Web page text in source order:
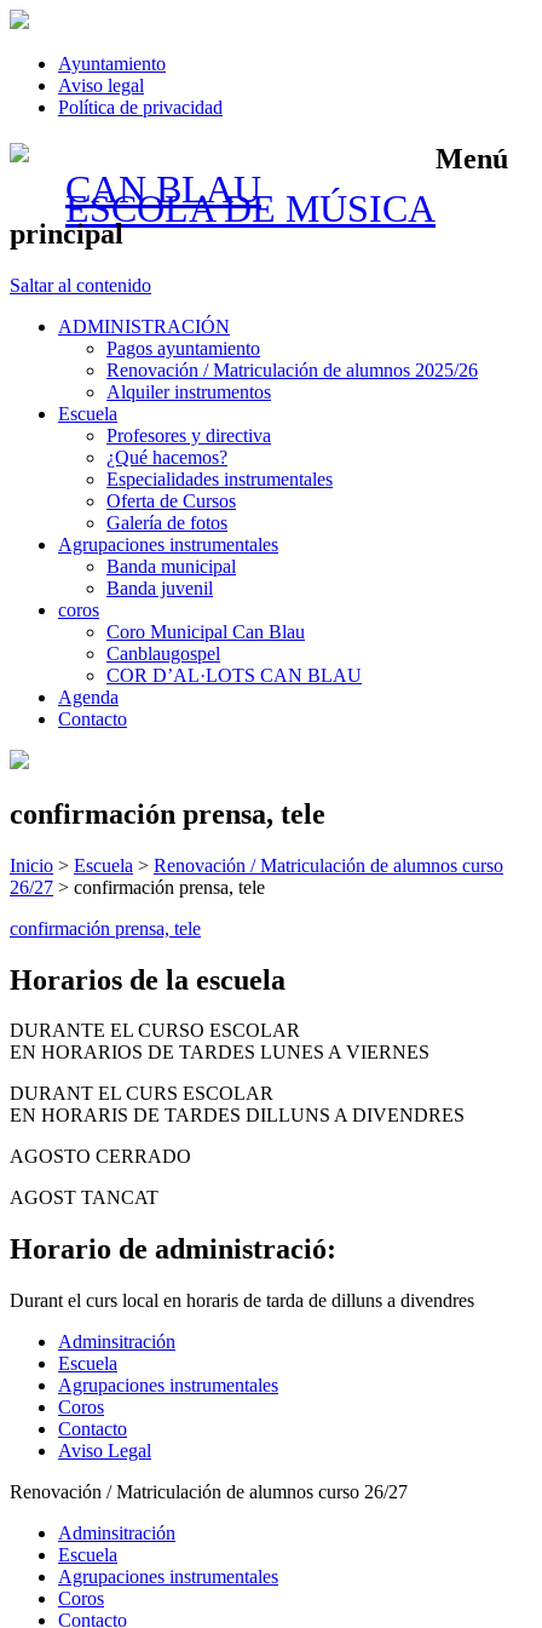
Ayuntamiento
Aviso legal
Política de privacidad
CAN BLAU
ESCOLA DE MÚSICA
Menú
principal
Saltar al contenido
ADMINISTRACIÓN
Pagos ayuntamiento
Renovación / Matriculación de alumnos 2025/26
Alquiler instrumentos
Escuela
Profesores y directiva
¿Qué hacemos?
Especialidades instrumentales
Oferta de Cursos
Galería de fotos
Agrupaciones instrumentales
Banda municipal
Banda juvenil
coros
Coro Municipal Can Blau
Canblaugospel
COR D’AL·LOTS CAN BLAU
Agenda
Contacto
confirmación prensa, tele
Inicio > Escuela > Renovación / Matriculación de alumnos curso
26/27 > confirmación prensa, tele
confirmación prensa, tele
Horarios de la escuela
DURANTE EL CURSO ESCOLAR
EN HORARIOS DE TARDES LUNES A VIERNES
DURANT EL CURS ESCOLAR
EN HORARIS DE TARDES DILLUNS A DIVENDRES
AGOSTO CERRADO
AGOST TANCAT
Horario de administració:
Durant el curs local en horaris de tarda de dilluns a divendres
Adminsitración
Escuela
Agrupaciones instrumentales
Coros
Contacto
Aviso Legal
Renovación / Matriculación de alumnos curso 26/27
Adminsitración
Escuela
Agrupaciones instrumentales
Coros
Contacto